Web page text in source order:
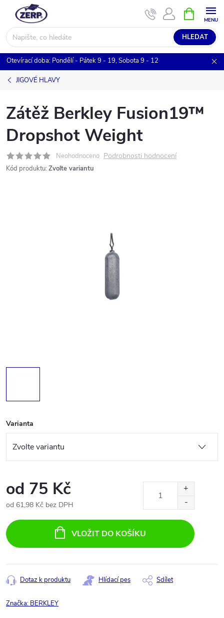
obsah
HLEDAT
NÁKUPNÍ
KOŠÍK
Otevírací doba: Pondělí - Pátek 9 - 19, Sobota 9 - 12
JIGOVÉ HLAVY
Zátěž Berkley Fusion19™
Dropshot Weight
Neohodnoceno Podrobnosti hodnocení
Kód produktu: Zvolte variantu
Varianta
od 75 Kč
od 61,98 Kč bez DPH
cena:
VLOŽIT DO KOŠÍKU
Dotaz k produktu Hlídací pes Sdílet
Značka: BERKLEY